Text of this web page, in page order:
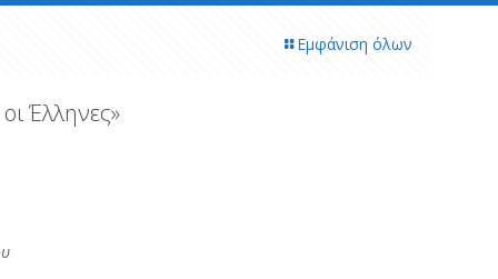
Εμφάνιση όλων
Έλληνες»